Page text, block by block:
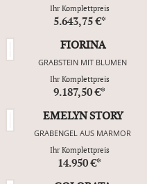
Ihr Komplettpreis
5.643,75 €*
FIORINA
GRABSTEIN MIT BLUMEN
Ihr Komplettpreis
9.187,50 €*
EMELYN STORY
GRABENGEL AUS MARMOR
Ihr Komplettpreis
14.950 €*